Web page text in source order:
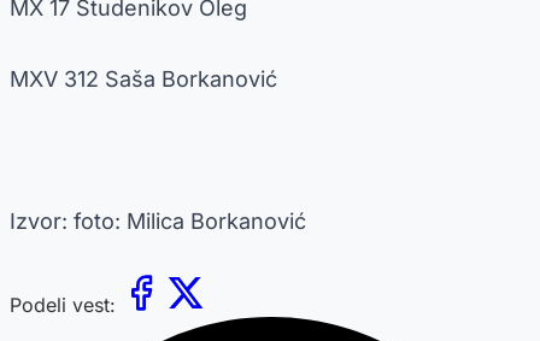
MX 17 Studenikov Oleg
MXV 312 Saša Borkanović
Izvor: foto: Milica Borkanović
Podeli vest: